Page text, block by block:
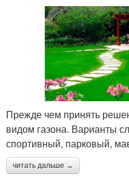
Прежде чем принять
видом газона. Варианты
спортивный, парковый,
читать дальше →